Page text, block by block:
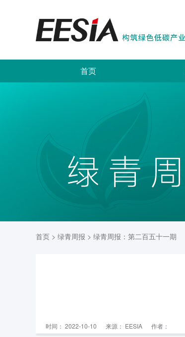
首页
首页 > 绿青周报 > 绿青周报：第二百五十一期
时间： 2022-10-10 来源： EESIA 作者：